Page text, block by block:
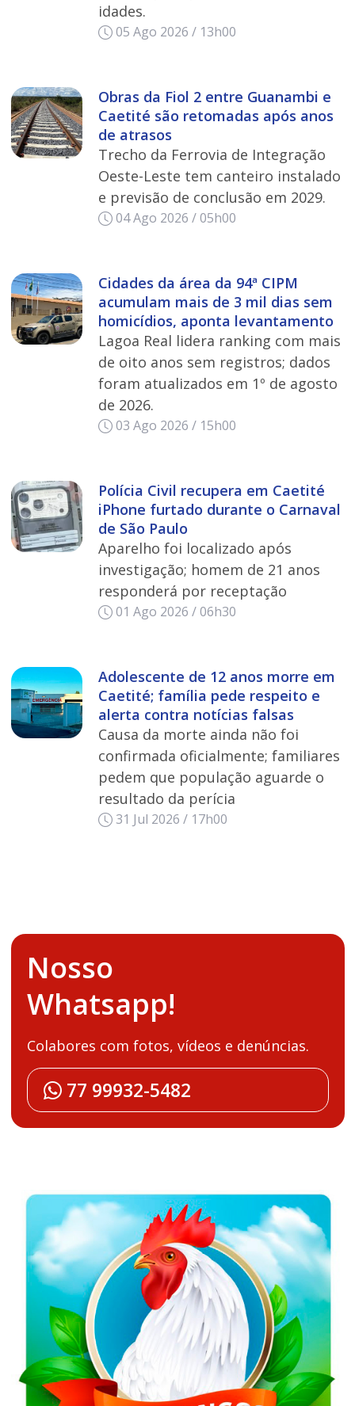
idades.
05 Ago 2026 / 13h00
Obras da Fiol 2 entre Guanambi e
Caetité são retomadas após anos
de atrasos
Trecho da Ferrovia de Integração
Oeste-Leste tem canteiro instalado
e previsão de conclusão em 2029.
04 Ago 2026 / 05h00
Cidades da área da 94ª CIPM
acumulam mais de 3 mil dias sem
homicídios, aponta levantamento
Lagoa Real lidera ranking com mais
de oito anos sem registros; dados
foram atualizados em 1º de agosto
de 2026.
03 Ago 2026 / 15h00
Polícia Civil recupera em Caetité
iPhone furtado durante o Carnaval
de São Paulo
Aparelho foi localizado após
investigação; homem de 21 anos
responderá por receptação
01 Ago 2026 / 06h30
Adolescente de 12 anos morre em
Caetité; família pede respeito e
alerta contra notícias falsas
Causa da morte ainda não foi
confirmada oficialmente; familiares
pedem que população aguarde o
resultado da perícia
31 Jul 2026 / 17h00
Nosso
Whatsapp!
Colabores com fotos, vídeos e denúncias.
77 99932-5482